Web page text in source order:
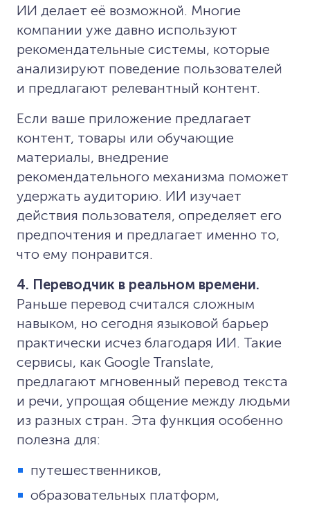
ИИ делает её возможной. Многие
компании уже давно используют
рекомендательные системы, которые
анализируют поведение пользователей
и предлагают релевантный контент.
Если ваше приложение предлагает
контент, товары или обучающие
материалы, внедрение
рекомендательного механизма поможет
удержать аудиторию. ИИ изучает
действия пользователя, определяет его
предпочтения и предлагает именно то,
что ему понравится.
4. Переводчик в реальном времени.
Раньше перевод считался сложным
навыком, но сегодня языковой барьер
практически исчез благодаря ИИ. Такие
сервисы, как Google Translate,
предлагают мгновенный перевод текста
и речи, упрощая общение между людьми
из разных стран. Эта функция особенно
полезна для:
путешественников,
образовательных платформ,